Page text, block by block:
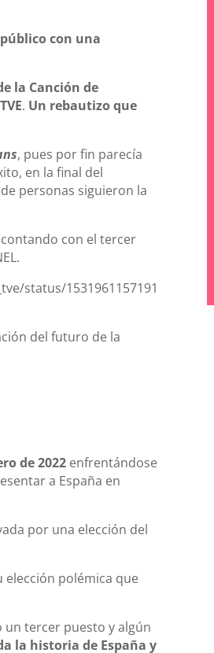
con una
la Canción de
. Un rebautizo que
, pues por fin parecía
en la final del
personas siguieron la
con el tercer
status/1531961157191
del futuro de la
de 2022 enfrentándose
a España en
por una elección del
elección polémica que
un tercer puesto y algún
la historia de España y